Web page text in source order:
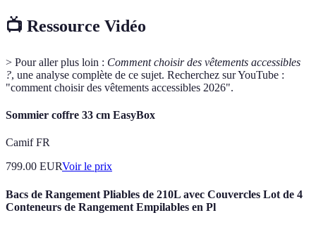
📺 Ressource Vidéo
> Pour aller plus loin : Comment choisir des vêtements accessibles
?, une analyse complète de ce sujet. Recherchez sur YouTube :
"comment choisir des vêtements accessibles 2026".
Sommier coffre 33 cm EasyBox
Camif FR
799.00 EURVoir le prix
Bacs de Rangement Pliables de 210L avec Couvercles Lot de 4
Conteneurs de Rangement Empilables en Pl